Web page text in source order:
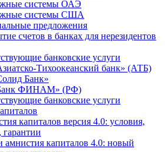
системы ОАЭ
системы США
предложения
счетов в банках для нерезидентов
банковские услуги
Тихоокеанский банк» (АТБ)
Банк»
ФИНАМ» (РФ)
банковские услуги
капиталов версия 4.0: условия,
гарантии
капиталов 4.0: новый